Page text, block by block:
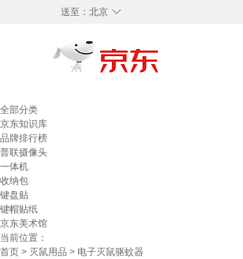
◇
送至： 北京
全部分类
京东知识库
品牌排行榜
普联摄像头
一体机
收纳包
键盘贴
键帽贴纸
京东美术馆
当前位置：
首页 > 灭鼠用品 > 电子灭鼠驱蚊器